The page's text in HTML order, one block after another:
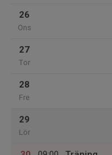
26
Ons
27
Tor
28
Fre
29
Lör